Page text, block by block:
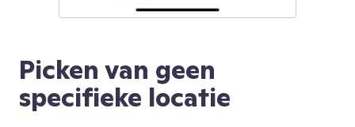
Picken van geen
specifieke locatie